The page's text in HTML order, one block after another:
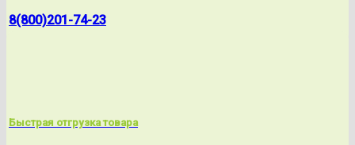
8(800)201-74-23
Быстрая отгрузка товара